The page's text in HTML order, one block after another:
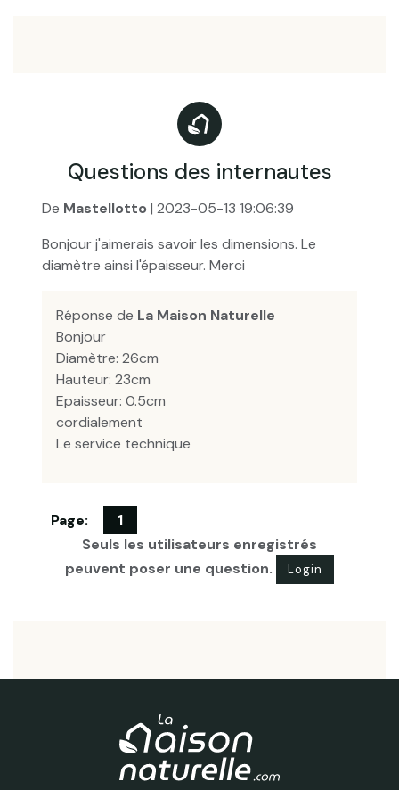
Questions des internautes
De Mastellotto | 2023-05-13 19:06:39
Bonjour j'aimerais savoir les dimensions. Le
diamètre ainsi l'épaisseur. Merci
Réponse de La Maison Naturelle
Bonjour
Diamètre: 26cm
Hauteur: 23cm
Epaisseur: 0.5cm
cordialement
Le service technique
Page:
1
Seuls les utilisateurs enregistrés
peuvent poser une question.
Login